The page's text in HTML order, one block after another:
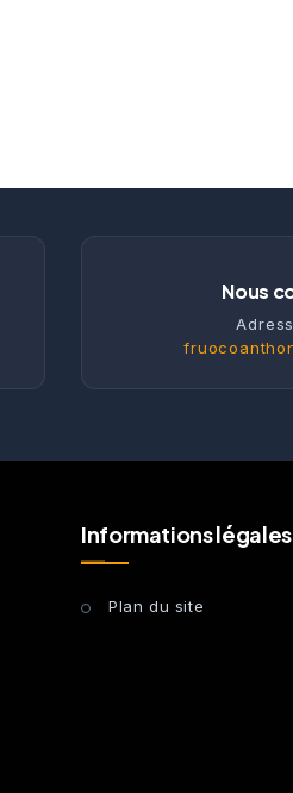
Nous
Informations légales
Plan du site